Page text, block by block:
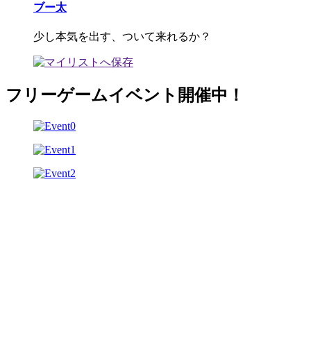
ブー太
少し本気を出す、ついて来れるか？
フリーゲームイベント開催中！